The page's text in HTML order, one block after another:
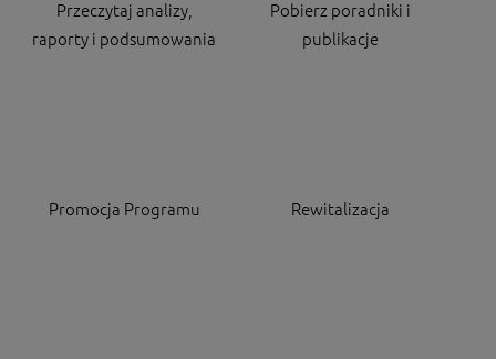
Przeczytaj analizy,
raporty i podsumowania
Pobierz poradniki i
publikacje
Promocja Programu Rewitalizacja